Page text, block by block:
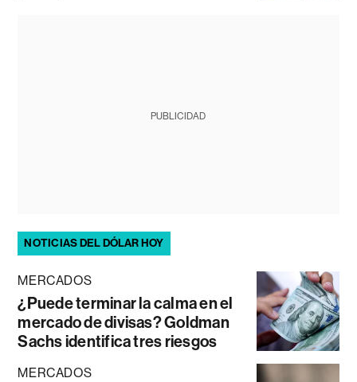
PUBLICIDAD
NOTICIAS DEL DÓLAR HOY
MERCADOS
¿Puede terminar la calma en el
mercado de divisas? Goldman
Sachs identifica tres riesgos
MERCADOS